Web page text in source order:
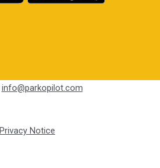
info@parkopilot.com
Privacy Notice